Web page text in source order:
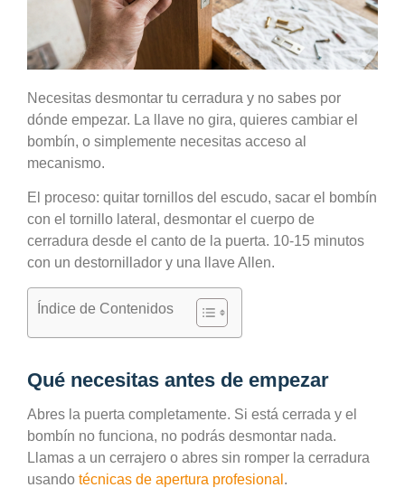
Necesitas desmontar tu cerradura y no sabes por
dónde empezar. La llave no gira, quieres cambiar el
bombín, o simplemente necesitas acceso al
mecanismo.
El proceso: quitar tornillos del escudo, sacar el bombín
con el tornillo lateral, desmontar el cuerpo de
cerradura desde el canto de la puerta. 10-15 minutos
con un destornillador y una llave Allen.
Índice de Contenidos
Qué necesitas antes de empezar
Abres la puerta completamente. Si está cerrada y el
bombín no funciona, no podrás desmontar nada.
Llamas a un cerrajero o abres sin romper la cerradura
usando técnicas de apertura profesional .